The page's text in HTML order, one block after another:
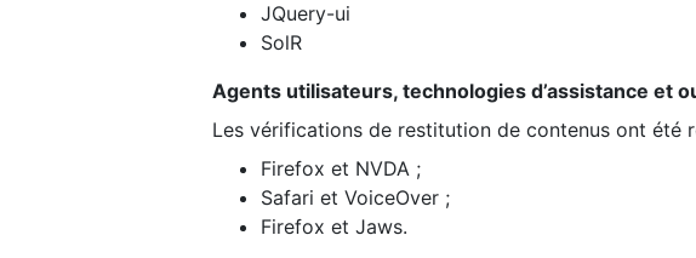
JQuery-ui
SolR
Agents utilisateurs, technologies d’assistance et
Les vérifications de restitution de contenus ont été
Firefox et NVDA ;
Safari et VoiceOver ;
Firefox et Jaws.